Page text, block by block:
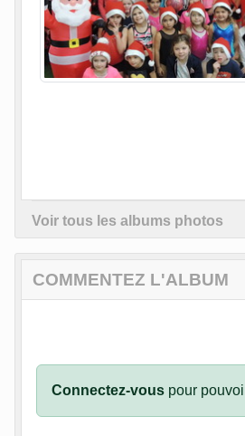
Voir tous les albums photos
COMMENTEZ L'ALBUM
Connectez-vous pour